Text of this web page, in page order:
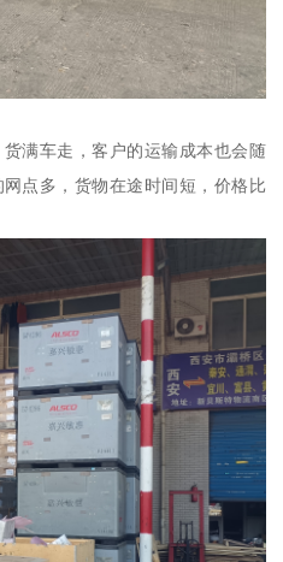
满车走，客户的运输成本也会随
点多，货物在途时间短，价格比